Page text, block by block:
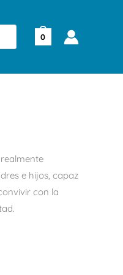
0
e hijos, capaz
con la